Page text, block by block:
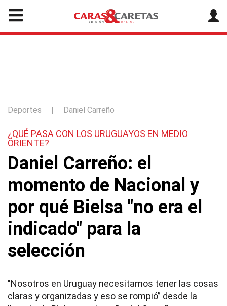
Deportes | Daniel Carreño
¿QUÉ PASA CON LOS URUGUAYOS EN MEDIO
ORIENTE?
Daniel Carreño: el
momento de Nacional y
por qué Bielsa "no era el
indicado" para la
selección
"Nosotros en Uruguay necesitamos tener las cosas
claras y organizadas y eso se rompió” desde la